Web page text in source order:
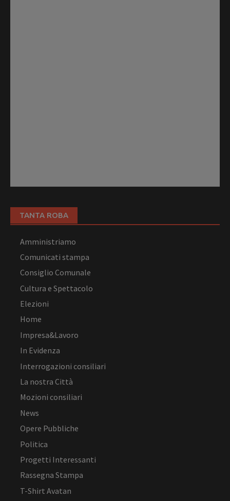
TANTA ROBA
Amministriamo
Comunicati stampa
Consiglio Comunale
Cultura e Spettacolo
Elezioni
Home
Impresa&Lavoro
In Evidenza
Interrogazioni consiliari
La nostra Città
Mozioni consiliari
News
Opere Pubbliche
Politica
Progetti Interessanti
Rassegna Stampa
T-Shirt Avatan